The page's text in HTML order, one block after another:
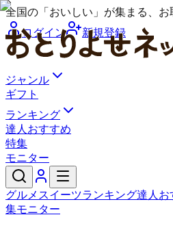
全国の「おいしい」が集まる、お
ログイン
新規登録
ジャンル
ギフト
ランキング
達人おすすめ
特集
モニター
グルメ スイーツランキング達人お
集モニター